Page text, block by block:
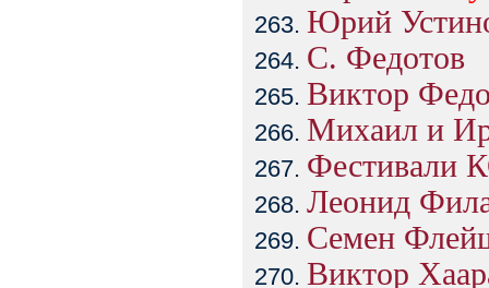
Юрий
С. Федотов
Виктор
Михаил и
Фестивали
Леонид
Семен
Виктор